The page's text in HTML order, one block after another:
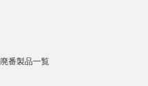
廃番製品一覧